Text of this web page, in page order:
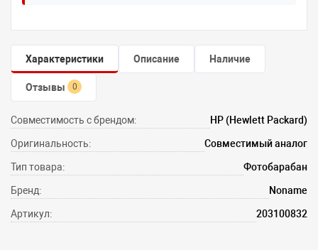
Характеристики Описание Наличие
Отзывы 0
Совместимость с брендом: HP (Hewlett Packard)
Оригинальность: Совместимый аналог
Тип товара: Фотобарабан
Бренд: Noname
Артикул: 203100832